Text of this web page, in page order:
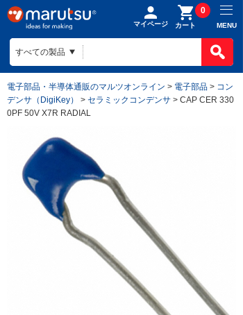
マイページ カート
0
MENU
電子部品・半導体通販のマルツオンライン > 電子部品 > コン
デンサ（DigiKey）
> セラミックコンデンサ > CAP CER 330
0PF 50V X7R RADIAL